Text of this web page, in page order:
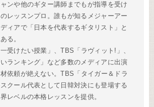
ンや他のギター講師までもが指導を受け
レッスンプロ。誰もが知るメジャーアー
ィアで「日本を代表するギタリスト」と
る。
受けたい授業」、TBS「ラヴィット!」、
ランキング」など多数のメディアに出演
依頼が絶えない。TBS「タイガー＆ドラ
クール代表として日韓対決にも登場する
レベルの本格レッスンを提供。